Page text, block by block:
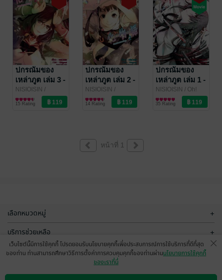
ปกรณัมของ
เหล่าภูต เล่ม 3 -
(Bakemonogatari)
NISIOISIN /
DEXPRESS
การ์ตูนทั่วไป
15 Rating
ปกรณัมของ
เหล่าภูต เล่ม 2 -
(Bakemonogatari)
NISIOISIN /
DEXPRESS
การ์ตูนทั่วไป
14 Rating
ปกรณัมของ
เหล่าภูต เล่ม 1 -
(Bakemonogatari)
NISIOISIN / Oh!
great/ DEXPRESS
การ์ตูนทั่วไป
35 Rating
หน้าที่ 1
เลือกหมวดหมู่ +
บริการช่วยเหลือ +
เกี่ยวกับเรา
เว็บไซต์นี้มีการใช้คุกกี้ โปรดยอมรับนโยบายคุกกี้เพื่อประสบการณ์การใช้บริการที่ดีที่สุด
ของท่าน ท่านสามารถศึกษาวิธีการตั้งค่าการควบคุมคุกกี้ของท่านผ่านนโยบายการใช้คุกกี้
ของเราที่นี่